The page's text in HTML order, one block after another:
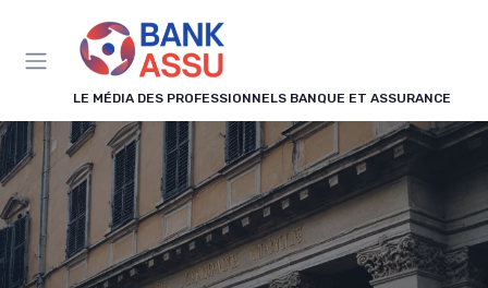
LE MÉDIA DES PROFESSIONNELS BANQUE ET ASSURANCE